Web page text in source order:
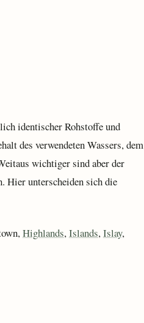
identischer Rohstoffe und
des verwendeten Wassers, dem
wichtiger sind aber der
Hier unterscheiden sich die
Highlands,Islands,Islay,